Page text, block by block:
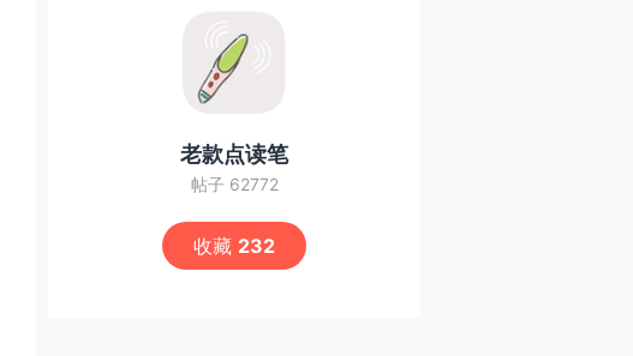
老款点读笔
帖子 62772
收藏 232